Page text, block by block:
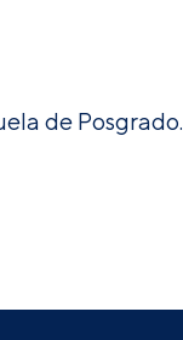
de Posgrado.